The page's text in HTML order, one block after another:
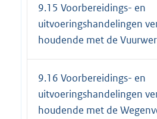
9.15 Voorbereidings- en
uitvoeringshandelingen
houdende met de
9.16 Voorbereidings- en
uitvoeringshandelingen
houdende met de